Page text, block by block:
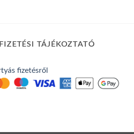
TÁJÉKOZTATÓ
fizetésről